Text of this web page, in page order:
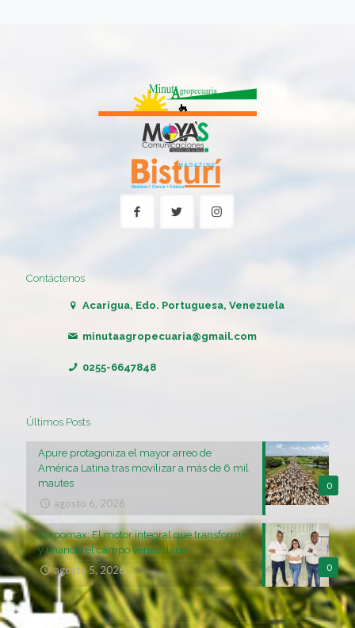
Contáctenos
Acarigua, Edo. Portuguesa, Venezuela
minutaagropecuaria@gmail.com
0255-6647848
Últimos Posts
0
Apure protagoniza el mayor arreo de
América Latina tras movilizar a más de 6 mil
mautes
agosto 6, 2026
0
Corpomax: El motor integral que transforma
y financia el campo venezolano
agosto 5, 2026